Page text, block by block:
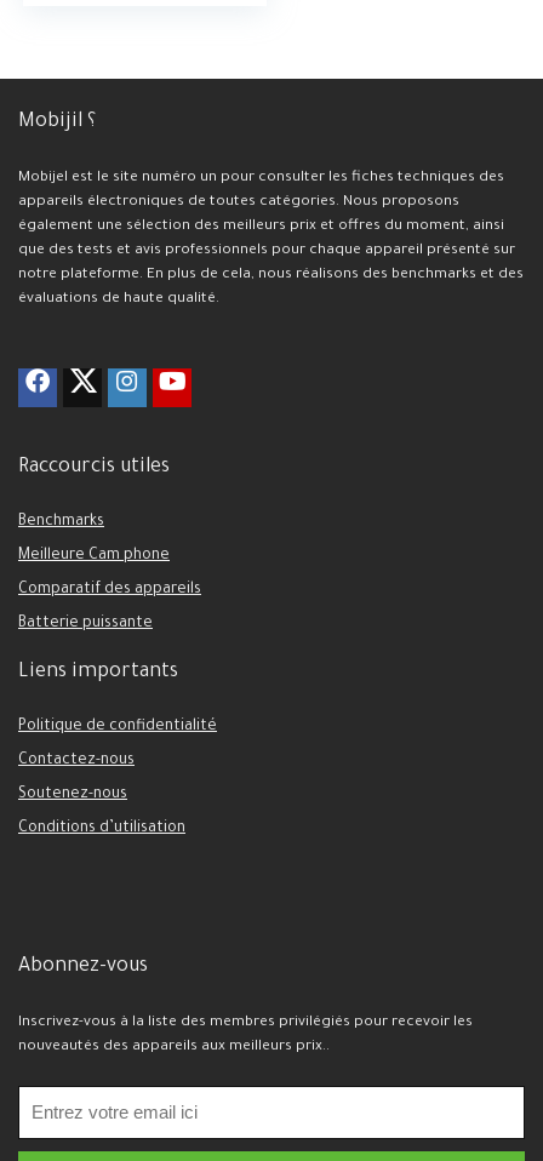
Mobijil ؟
Mobijel est le site numéro un pour consulter les fiches techniques des
appareils électroniques de toutes catégories. Nous proposons
également une sélection des meilleurs prix et offres du moment, ainsi
que des tests et avis professionnels pour chaque appareil présenté sur
notre plateforme. En plus de cela, nous réalisons des benchmarks et des
évaluations de haute qualité.
Raccourcis utiles
Benchmarks
Meilleure Cam phone
Comparatif des appareils
Batterie puissante
Liens importants
Politique de confidentialité
Contactez-nous
Soutenez-nous
Conditions d’utilisation
Abonnez-vous
Inscrivez-vous à la liste des membres privilégiés pour recevoir les
nouveautés des appareils aux meilleurs prix..